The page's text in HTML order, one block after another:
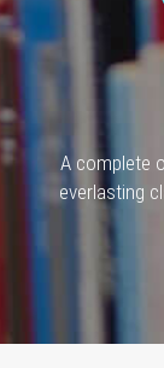
A complete
everlasting